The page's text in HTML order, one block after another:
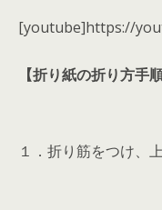
[youtube]https://
【折り紙の折り方手順
１．折り筋をつけ、